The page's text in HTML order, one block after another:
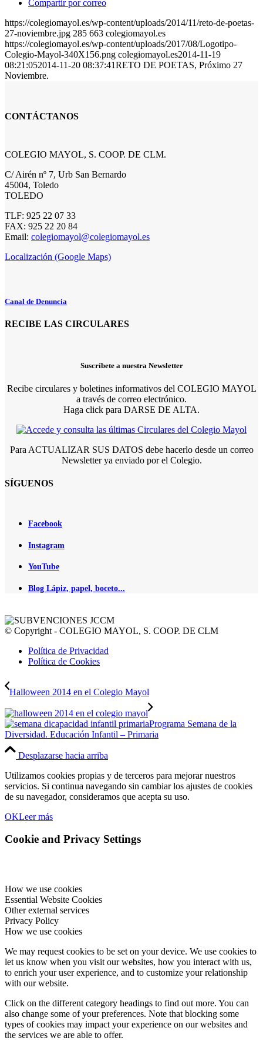
Compartir por correo
https://colegiomayol.es/wp-content/uploads/2014/11/reto-de-poetas-
27-noviembre.jpg 285 663 colegiomayol.es
https://colegiomayol.es/wp-content/uploads/2017/08/Logotipo-
Colegio-Mayol-340X156.png colegiomayol.es2014-11-19
08:21:052014-11-20 08:37:41RETO DE POETAS, Próximo 27
Noviembre.
CONTÁCTANOS
COLEGIO MAYOL, S. COOP. DE CLM.
C/ Airén nº 7, Urb San Bernardo
45004, Toledo
TOLEDO
TLF: 925 22 07 33
FAX: 925 22 20 84
Email: colegiomayol@colegiomayol.es
Localización (Google Maps)
Canal de Denuncia
RECIBE LAS CIRCULARES
Suscríbete a nuestra Newsletter
Recibe circulares y boletines informativos del COLEGIO MAYOL
a través de correo electrónico.
Haga click para DARSE DE ALTA.
Para ACTUALIZAR SUS DATOS debe hacerlo desde un correo
Newsletter ya enviado por el Colegio.
SÍGUENOS
Facebook
Instagram
YouTube
Blog Lápiz, papel, boceto...
© Copyright - COLEGIO MAYOL, S. COOP. DE CLM
Política de Privacidad
Política de Cookies
Halloween 2014 en el Colegio Mayol
Programa Semana de la
Diversidad. Educación Infantil – Primaria
Desplazarse hacia arriba
Utilizamos cookies propias y de terceros para mejorar nuestros
servicios. Si continua navegando sin cambiar los ajustes de cookies
de su navegador, consideramos que acepta su uso.
OKLeer más
Cookie and Privacy Settings
How we use cookies
Essential Website Cookies
Other external services
Privacy Policy
How we use cookies
We may request cookies to be set on your device. We use cookies to
let us know when you visit our websites, how you interact with us,
to enrich your user experience, and to customize your relationship
with our website.
Click on the different category headings to find out more. You can
also change some of your preferences. Note that blocking some
types of cookies may impact your experience on our websites and
the services we are able to offer.